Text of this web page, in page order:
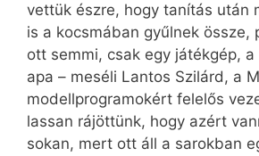
vettük észre, hogy tanítás után
is a kocsmában gyűlnek össze,
ott semmi, csak egy játékgép,
apa – meséli Lantos Szilárd, a
modellprogramokért felelős
lassan rájöttünk, hogy azért
sokan, mert ott áll a sarokban